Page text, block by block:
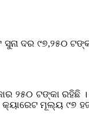
ଦର ୯୭,୨୫୦
୨୫୦ ଟଙ୍କା
ମୂଲ୍ୟ ୯୭